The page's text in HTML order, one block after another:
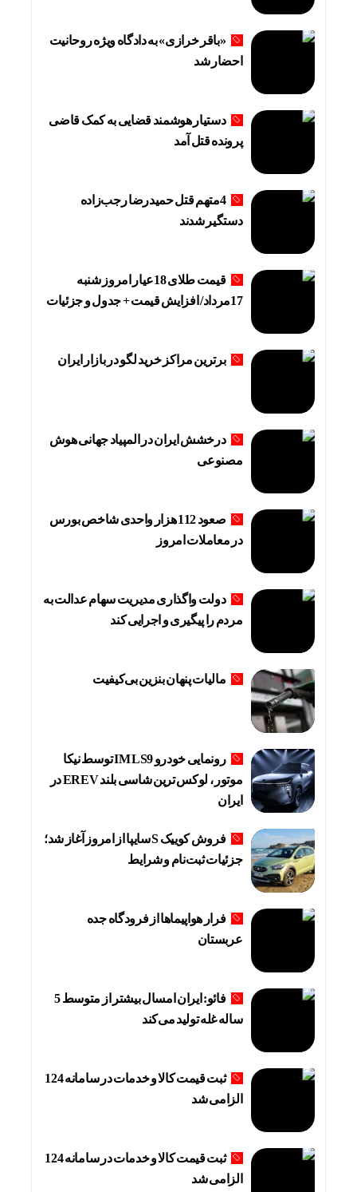
«باقر خرازی» به دادگاه ویژه روحانیت
احضار شد
دستیار هوشمند قضایی به کمک قاضی
پرونده قتل آمد
4متهم قتل حمیدرضا رجب‌زاده
دستگیر شدند
قیمت طلای 18عیار امروز شنبه
17مرداد/ افزایش قیمت + جدول و جزئیات
برترین مراکز خرید لگو در بازار ایران
درخشش ایران در المپیاد جهانی هوش
مصنوعی
صعود 112 هزار واحدی شاخص بورس
در معاملات امروز
دولت واگذاری مدیریت سهام عدالت به
مردم را پیگیری و اجرایی کند
مالیات پنهان بنزین بی‌کیفیت
رونمایی خودرو IM LS9 توسط نیکا
موتور ، لوکس ترین شاسی بلند EREV در
ایران
فروش کوییک S سایپا از امروز آغاز شد؛
جزئیات ثبت‌نام و شرایط
فرار هواپیماها از فرودگاه جده
عربستان
فائو: ایران امسال بیشتر از متوسط 5
ساله غله تولید می‌کند
ثبت قیمت کالا و خدمات در سامانه 124
الزامی شد
ثبت قیمت کالا و خدمات در سامانه 124
الزامی شد